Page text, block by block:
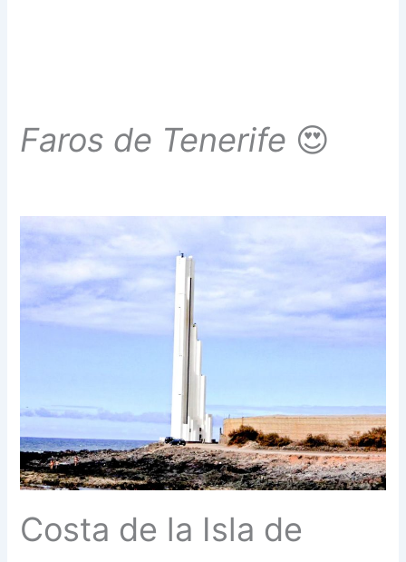
Faros de Tenerife 😍
Costa de la Isla de